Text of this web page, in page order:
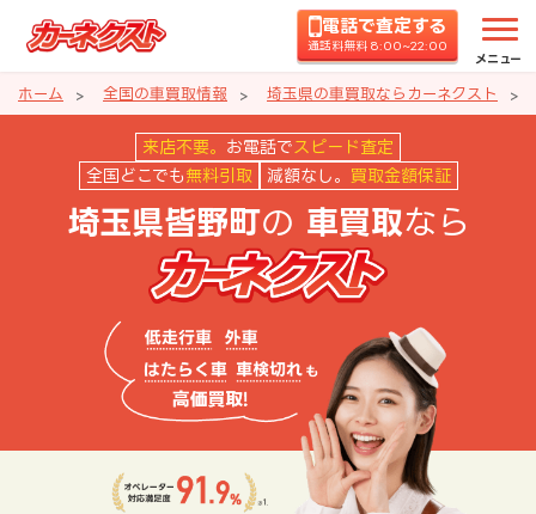
電話で査定する
通話料無料 8:00~22:00
メニュー
ホーム 全国の車買取情報 埼玉県の車買取ならカーネクスト
埼玉県皆野町の車買取ならカー
来店不要。 お電話で スピード査定
全国どこでも 無料引取 減額なし。 買取金額保証
埼玉県皆野町の 車買取なら